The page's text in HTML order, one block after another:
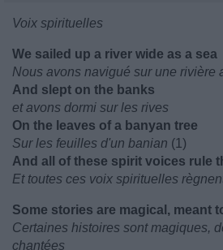
Voix spirituelles
We sailed up a river wide as a sea
Nous avons navigué sur une rivière
And slept on the banks
et avons dormi sur les rives
On the leaves of a banyan tree
Sur les feuilles d'un banian (1)
And all of these spirit voices rule
Et toutes ces voix spirituelles
Some stories are magical, meant
Certaines histoires sont magiques,
chantées